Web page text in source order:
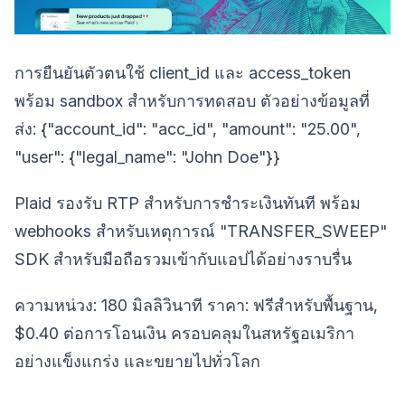
การยืนยันตัวตนใช้ client_id และ access_token
พร้อม sandbox สำหรับการทดสอบ ตัวอย่างข้อมูลที่
ส่ง: {"account_id": "acc_id", "amount": "25.00",
"user": {"legal_name": "John Doe"}}
Plaid รองรับ RTP สำหรับการชำระเงินทันที พร้อม
webhooks สำหรับเหตุการณ์ "TRANSFER_SWEEP"
SDK สำหรับมือถือรวมเข้ากับแอปได้อย่างราบรื่น
ความหน่วง: 180 มิลลิวินาที ราคา: ฟรีสำหรับพื้นฐาน,
$0.40 ต่อการโอนเงิน ครอบคลุมในสหรัฐอเมริกา
อย่างแข็งแกร่ง และขยายไปทั่วโลก